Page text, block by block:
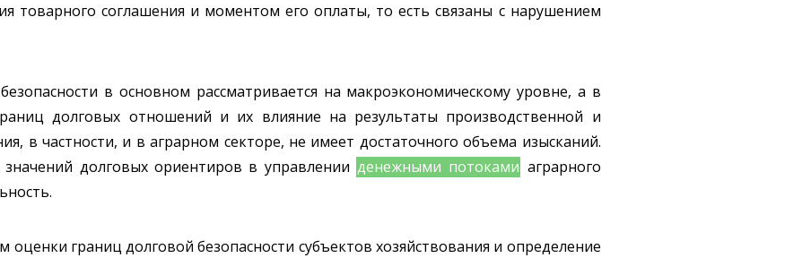
товарного соглашения и моментом его оплаты, то есть связаны с нарушением
в основном рассматривается на макроэкономическому уровне, а в
долговых отношений и их влияние на результаты производственной и
в частности, и в аграрном секторе, не имеет достаточного объема изысканий.
долговых ориентиров в управлении денежными потоками аграрного
оценки границ долговой безопасности субъектов хозяйствования и определение